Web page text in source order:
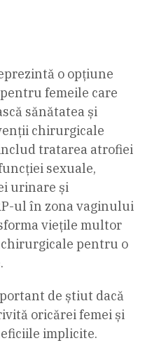
o opțiune
femeile care
sănătatea și
chirurgicale
tratarea atrofiei
sexuale,
urinare și
ul în zona vaginului
viețile multor
pentru o
de știut dacă
oricărei femei și
implicite.